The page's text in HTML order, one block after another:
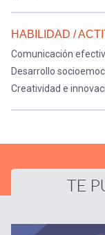
HABILIDAD /
Comunicación
Desarrollo
Creatividad e
TE